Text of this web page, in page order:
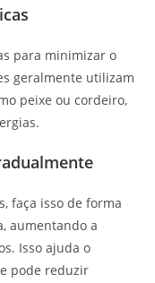
para minimizar o
geralmente utilizam
peixe ou cordeiro,
faça isso de forma
aumentando a
Isso ajuda o
pode reduzir